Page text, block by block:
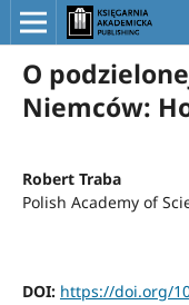
O
Niemców:
Robert Traba
Polish Academy of
DOI: https://doi.org/